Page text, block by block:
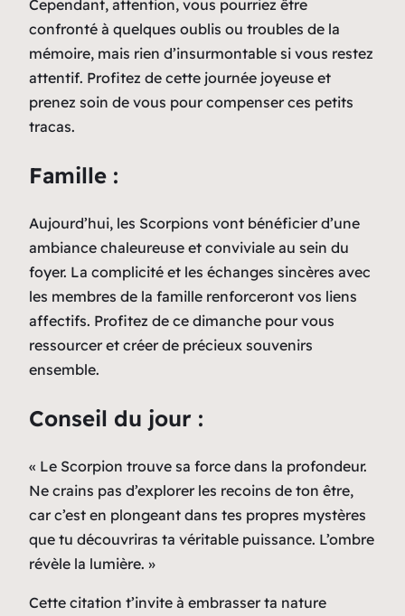
Cependant, attention, vous pourriez être
confronté à quelques oublis ou troubles de la
mémoire, mais rien d’insurmontable si vous restez
attentif. Profitez de cette journée joyeuse et
prenez soin de vous pour compenser ces petits
tracas.
Famille :
Aujourd’hui, les Scorpions vont bénéficier d’une
ambiance chaleureuse et conviviale au sein du
foyer. La complicité et les échanges sincères avec
les membres de la famille renforceront vos liens
affectifs. Profitez de ce dimanche pour vous
ressourcer et créer de précieux souvenirs
ensemble.
Conseil du jour :
« Le Scorpion trouve sa force dans la profondeur.
Ne crains pas d’explorer les recoins de ton être,
car c’est en plongeant dans tes propres mystères
que tu découvriras ta véritable puissance. L’ombre
révèle la lumière. »
Cette citation t’invite à embrasser ta nature